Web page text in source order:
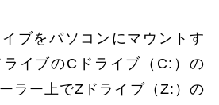
ブをパソコンにマウントす
イブのCドライブ（C:）の
ラー上でZドライブ（Z:）の